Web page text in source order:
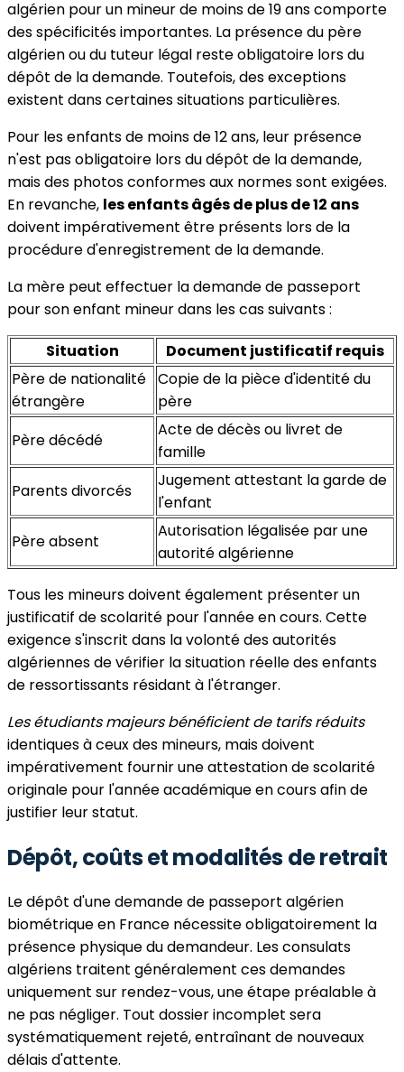
algérien pour un mineur de moins de 19 ans comporte
des spécificités importantes. La présence du père
algérien ou du tuteur légal reste obligatoire lors du
dépôt de la demande. Toutefois, des exceptions
existent dans certaines situations particulières.
Pour les enfants de moins de 12 ans, leur présence
n'est pas obligatoire lors du dépôt de la demande,
mais des photos conformes aux normes sont exigées.
En revanche, les enfants âgés de plus de 12 ans
doivent impérativement être présents lors de la
procédure d'enregistrement de la demande.
La mère peut effectuer la demande de passeport
pour son enfant mineur dans les cas suivants :
Situation
Document justificatif requis
Père de nationalité
étrangère
Copie de la pièce d'identité du
père
Père décédé
Acte de décès ou livret de
famille
Parents divorcés
Jugement attestant la garde de
l'enfant
Père absent
Autorisation légalisée par une
autorité algérienne
Tous les mineurs doivent également présenter un
justificatif de scolarité pour l'année en cours. Cette
exigence s'inscrit dans la volonté des autorités
algériennes de vérifier la situation réelle des enfants
de ressortissants résidant à l'étranger.
Les étudiants majeurs bénéficient de tarifs réduits
identiques à ceux des mineurs, mais doivent
impérativement fournir une attestation de scolarité
originale pour l'année académique en cours afin de
justifier leur statut.
Dépôt, coûts et modalités de retrait
Le dépôt d'une demande de passeport algérien
biométrique en France nécessite obligatoirement la
présence physique du demandeur. Les consulats
algériens traitent généralement ces demandes
uniquement sur rendez-vous, une étape préalable à
ne pas négliger. Tout dossier incomplet sera
systématiquement rejeté, entraînant de nouveaux
délais d'attente.